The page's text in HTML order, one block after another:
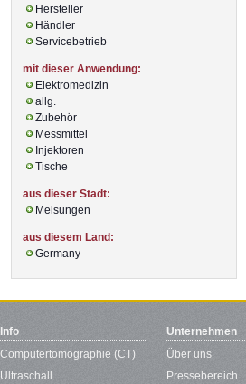
Hersteller
Händler
Servicebetrieb
mit dieser Anwendung:
Elektromedizin
allg.
Zubehör
Messmittel
Injektoren
Tische
aus dieser Stadt:
Melsungen
aus diesem Land:
Germany
Info
Computertomographie (CT)
Ultraschall
Unternehmen
Über uns
Pressebereich